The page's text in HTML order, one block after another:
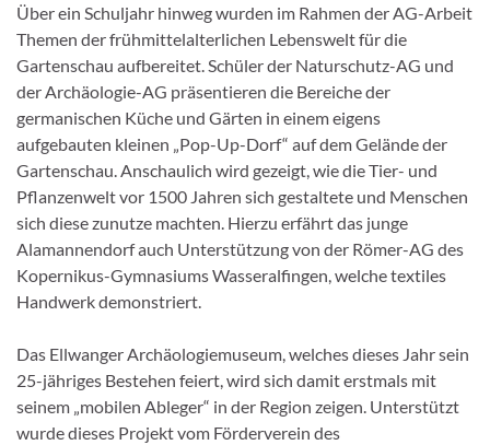
Über ein Schuljahr hinweg wurden im Rahmen der AG-Arbeit
Themen der frühmittelalterlichen Lebenswelt für die
Gartenschau aufbereitet. Schüler der Naturschutz-AG und
der Archäologie-AG präsentieren die Bereiche der
germanischen Küche und Gärten in einem eigens
aufgebauten kleinen „Pop-Up-Dorf“ auf dem Gelände der
Gartenschau. Anschaulich wird gezeigt, wie die Tier- und
Pflanzenwelt vor 1500 Jahren sich gestaltete und Menschen
sich diese zunutze machten. Hierzu erfährt das junge
Alamannendorf auch Unterstützung von der Römer-AG des
Kopernikus-Gymnasiums Wasseralfingen, welche textiles
Handwerk demonstriert.
Das Ellwanger Archäologiemuseum, welches dieses Jahr sein
25-jähriges Bestehen feiert, wird sich damit erstmals mit
seinem „mobilen Ableger“ in der Region zeigen. Unterstützt
wurde dieses Projekt vom Förderverein des